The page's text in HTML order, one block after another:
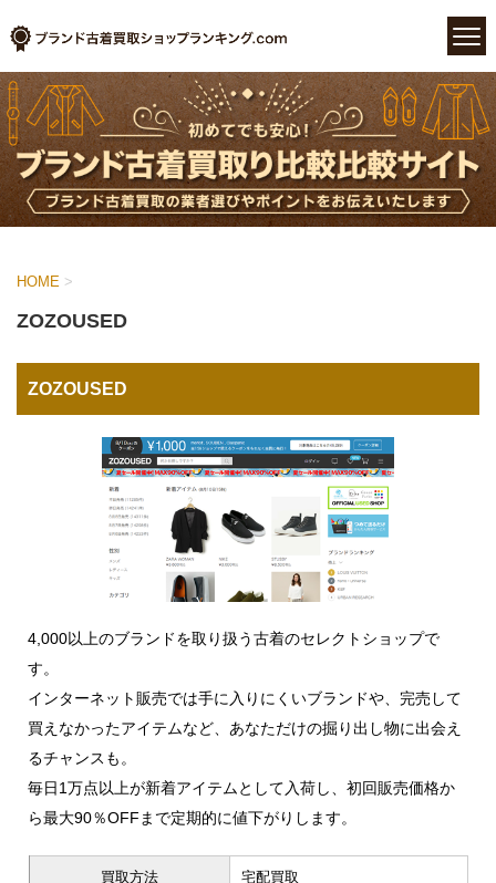
HOME >
ZOZOUSED
ZOZOUSED
4,000以上のブランドを取り扱う古着のセレクトショップで
す。
インターネット販売では手に入りにくいブランドや、完売して
買えなかったアイテムなど、あなただけの掘り出し物に出会え
るチャンスも。
毎日1万点以上が新着アイテムとして入荷し、初回販売価格か
ら最大90％OFFまで定期的に値下がりします。
買取方法 宅配買取